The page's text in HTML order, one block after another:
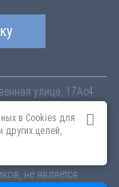
улица, 17Ас4
комплексе
Солнцево. Квартиры
не является
в Cookies для
других целей,